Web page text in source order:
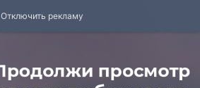
Отключить рекламу